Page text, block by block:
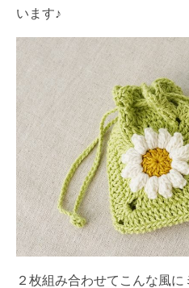
います♪
２枚組み合わせてこんな風